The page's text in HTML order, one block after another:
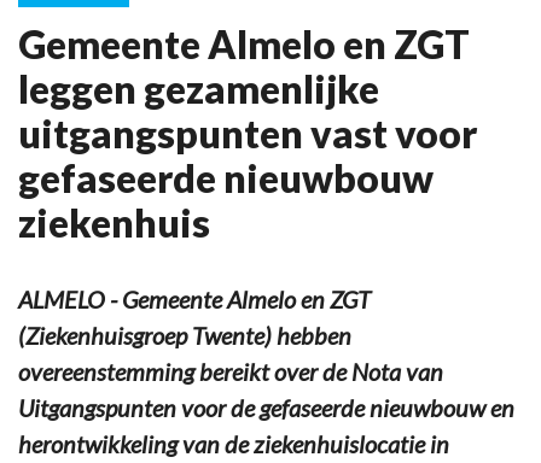
Gemeente Almelo en ZGT
leggen gezamenlijke
uitgangspunten vast voor
gefaseerde nieuwbouw
ziekenhuis
ALMELO - Gemeente Almelo en ZGT
(Ziekenhuisgroep Twente) hebben
overeenstemming bereikt over de Nota van
Uitgangspunten voor de gefaseerde nieuwbouw en
herontwikkeling van de ziekenhuislocatie in